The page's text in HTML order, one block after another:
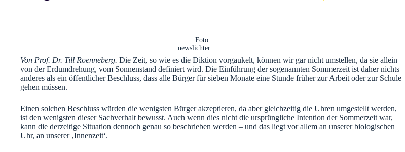
Foto:
newslichter
Von Prof. Dr. Till Roenneberg. Die Zeit, so wie es die Diktion vorgaukelt, können wir gar nicht umstellen, da sie allein
von der Erdumdrehung, vom Sonnenstand definiert wird. Die Einführung der sogenannten Sommerzeit ist daher nichts
anderes als ein öffentlicher Beschluss, dass alle Bürger für sieben Monate eine Stunde früher zur Arbeit oder zur Schule
gehen müssen.
Einen solchen Beschluss würden die wenigsten Bürger akzeptieren, da aber gleichzeitig die Uhren umgestellt werden,
ist den wenigsten dieser Sachverhalt bewusst. Auch wenn dies nicht die ursprüngliche Intention der Sommerzeit war,
kann die derzeitige Situation dennoch genau so beschrieben werden – und das liegt vor allem an unserer biologischen
Uhr, an unserer ‚Innenzeit‘.